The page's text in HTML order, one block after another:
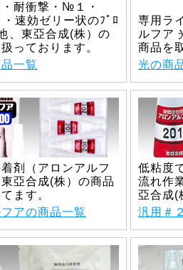
耐衝撃・№１・
速効ゼリー状のﾌﾟﾛ
、東亞合成(株）の
っております。
一覧
専用ラ
ルフア
商品を
光の商
剤（アロンアルフ
亞合成(株）の商品
ます。
アの商品一覧
低粘度
流れ作
亞合成(
汎用＃